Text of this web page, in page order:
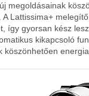
megoldásainak
A Lattissima+
így gyorsan kész
kikapcsoló
köszönhetően